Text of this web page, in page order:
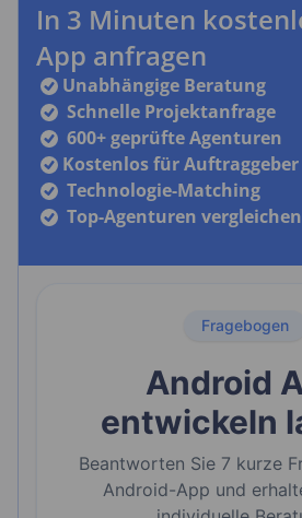
In 3 Minuten
App anfragen
Unabhängige Beratung
Schnelle Projektanfrage
600+ geprüfte Agenturen
Kostenlos für Auftraggeber
Technologie-Matching
Top-Agenturen vergleichen